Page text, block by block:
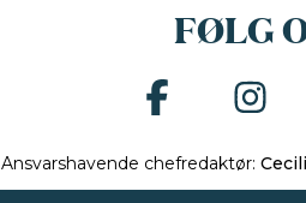
FØLG
Ansvarshavende chefredaktør: